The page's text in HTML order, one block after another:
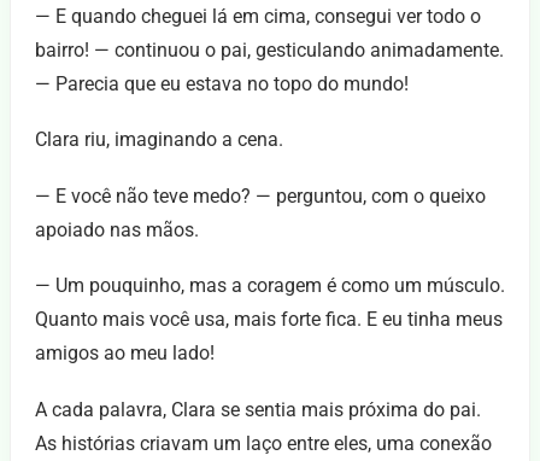
— E quando cheguei lá em cima, consegui ver todo o
bairro! — continuou o pai, gesticulando animadamente.
— Parecia que eu estava no topo do mundo!
Clara riu, imaginando a cena.
— E você não teve medo? — perguntou, com o queixo
apoiado nas mãos.
— Um pouquinho, mas a coragem é como um músculo.
Quanto mais você usa, mais forte fica. E eu tinha meus
amigos ao meu lado!
A cada palavra, Clara se sentia mais próxima do pai.
As histórias criavam um laço entre eles, uma conexão